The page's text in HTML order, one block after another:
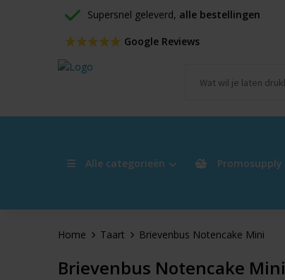
Supersnel geleverd, alle bestellingen
Google Reviews
Alle categorieën Promosupply
Home Taart Brievenbus Notencake Mini
Brievenbus Notencake Mini